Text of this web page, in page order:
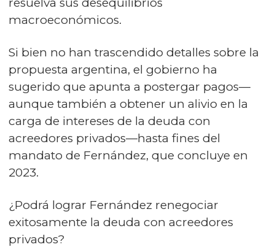
macroeconómicos.
Si bien no han trascendido detalles sobre la
propuesta argentina, el gobierno ha
sugerido que apunta a postergar pagos—
aunque también a obtener un alivio en la
carga de intereses de la deuda con
acreedores privados—hasta fines del
mandato de Fernández, que concluye en
2023.
¿Podrá lograr Fernández renegociar
exitosamente la deuda con acreedores
privados?